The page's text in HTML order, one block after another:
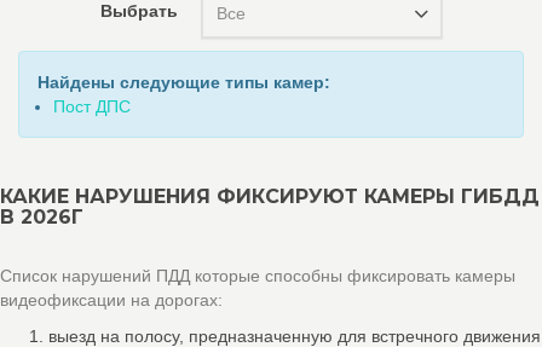
Выбрать Все
Найдены следующие типы камер:
Пост ДПС
КАКИЕ НАРУШЕНИЯ ФИКСИРУЮТ КАМЕРЫ ГИБДД
В 2026Г
Список нарушений ПДД которые способны фиксировать камеры
видеофиксации на дорогах:
выезд на полосу, предназначенную для встречного движения